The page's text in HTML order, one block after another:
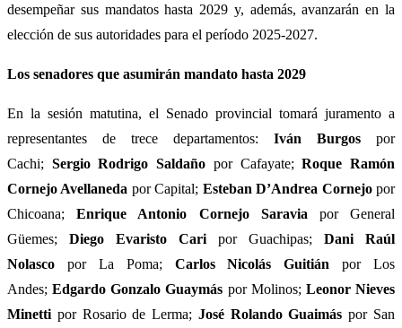
desempeñar sus mandatos hasta 2029 y, además, avanzarán en la
elección de sus autoridades para el período 2025-2027.
Los senadores que asumirán mandato hasta 2029
En la sesión matutina, el Senado provincial tomará juramento a
representantes de trece departamentos: Iván Burgos por
Cachi; Sergio Rodrigo Saldaño por Cafayate;Roque Ramón
Cornejo Avellaneda por Capital; Esteban D’Andrea Cornejopor
Chicoana;Enrique Antonio Cornejo Saravia por General
Güemes; Diego Evaristo Cari por Guachipas; Dani Raúl
Nolasco por La Poma; Carlos Nicolás Guitián por Los
Andes;Edgardo Gonzalo Guaymás por Molinos; Leonor Nieves
Minetti por Rosario de Lerma; José Rolando Guaimás por San